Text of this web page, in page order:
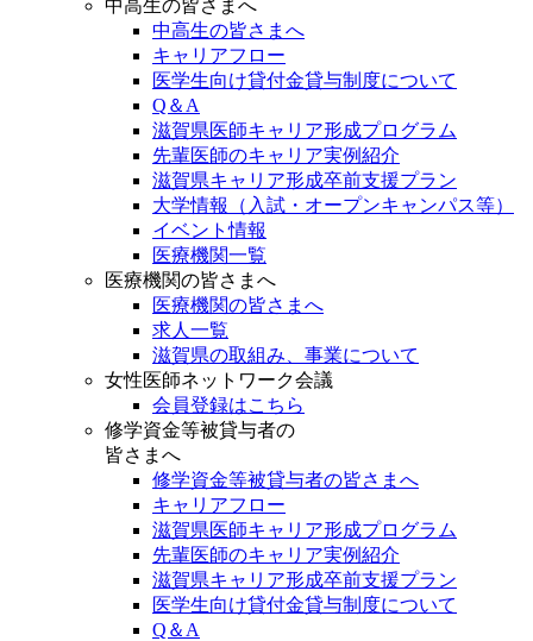
中高生の皆さまへ
中高生の皆さまへ
キャリアフロー
医学生向け貸付金貸与制度について
Q＆A
滋賀県医師キャリア形成プログラム
先輩医師のキャリア実例紹介
滋賀県キャリア形成卒前支援プラン
大学情報（入試・オープンキャンパス等）
イベント情報
医療機関一覧
医療機関の皆さまへ
医療機関の皆さまへ
求人一覧
滋賀県の取組み、事業について
女性医師ネットワーク会議
会員登録はこちら
修学資金等被貸与者の
皆さまへ
修学資金等被貸与者の皆さまへ
キャリアフロー
滋賀県医師キャリア形成プログラム
先輩医師のキャリア実例紹介
滋賀県キャリア形成卒前支援プラン
医学生向け貸付金貸与制度について
Q＆A